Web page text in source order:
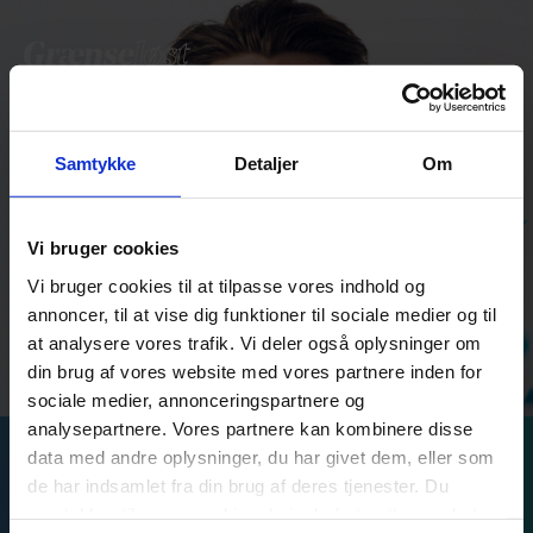
Samtykke Detaljer Om
Vi bruger cookies
Vi bruger cookies til at tilpasse vores indhold og
annoncer, til at vise dig funktioner til sociale medier og til
at analysere vores trafik. Vi deler også oplysninger om
din brug af vores website med vores partnere inden for
sociale medier, annonceringspartnere og
analysepartnere. Vores partnere kan kombinere disse
data med andre oplysninger, du har givet dem, eller som
de har indsamlet fra din brug af deres tjenester. Du
Hey Queen!